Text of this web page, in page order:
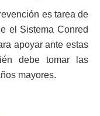
es tarea de
el Sistema Conred
apoyar ante estas
debe tomar las
mayores.